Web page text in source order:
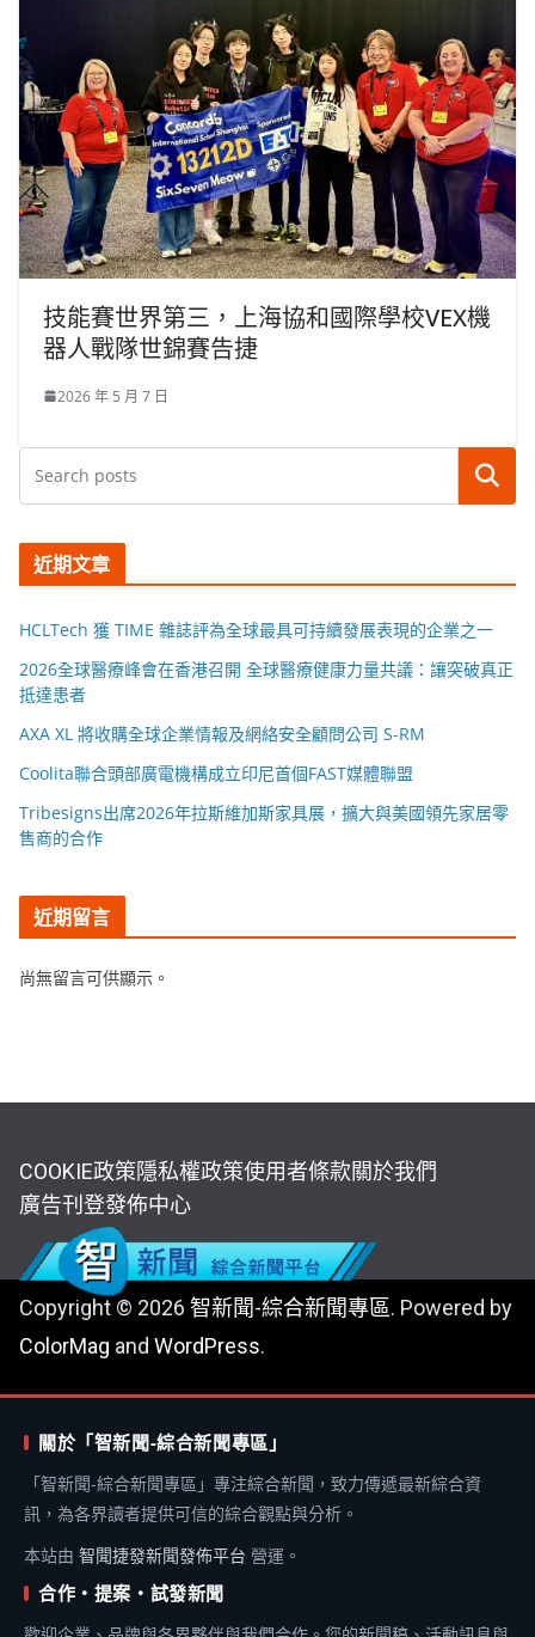
技能賽世界第三，上海協和國際學校VEX機
器人戰隊世錦賽告捷
2026 年 5 月 7 日
搜尋
近期文章
HCLTech 獲 TIME 雜誌評為全球最具可持續發展表現的企業之一
2026全球醫療峰會在香港召開 全球醫療健康力量共議：讓突破真正
抵達患者
AXA XL 將收購全球企業情報及網絡安全顧問公司 S-RM
Coolita聯合頭部廣電機構成立印尼首個FAST媒體聯盟
Tribesigns出席2026年拉斯維加斯家具展，擴大與美國領先家居零
售商的合作
近期留言
尚無留言可供顯示。
COOKIE政策隱私權政策使用者條款關於我們
廣告刊登發佈中心
Copyright © 2026 智新聞-綜合新聞專區. Powered by
ColorMag and WordPress.
關於「智新聞-綜合新聞專區」
「智新聞-綜合新聞專區」專注綜合新聞，致力傳遞最新綜合資
訊，為各界讀者提供可信的綜合觀點與分析。
本站由 智聞捷發新聞發佈平台 營運。
合作・提案・試發新聞